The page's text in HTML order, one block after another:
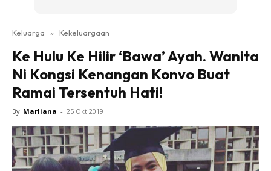
Keluarga » Kekeluargaan
Ke Hulu Ke Hilir ‘Bawa’ Ayah. Wanita
Ni Kongsi Kenangan Konvo Buat
Ramai Tersentuh Hati!
By Marliana - 25 Okt 2019